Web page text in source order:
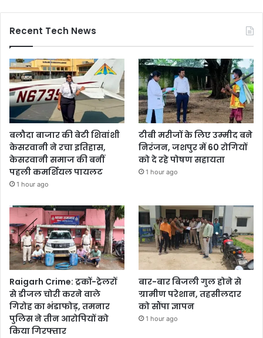
Recent Tech News
बलौदा बाजार की बेटी शिवांशी
केसरवानी ने रचा इतिहास,
केसरवानी समाज की बनीं
पहली कमर्शियल पायलट
1 hour ago
टीबी मरीजों के लिए उम्मीद बने
निरंजन, जशपुर में 60 रोगियों
को दे रहे पोषण सहायता
1 hour ago
Raigarh Crime: ट्रकों-ट्रेलरों
से डीजल चोरी करने वाले
गिरोह का भंडाफोड़, तमनार
पुलिस ने तीन आरोपियों को
किया गिरफ्तार
बार-बार बिजली गुल होने से
ग्रामीण परेशान, तहसीलदार
को सौंपा ज्ञापन
1 hour ago